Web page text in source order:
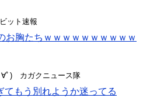
ット速報
お胸たちｗｗｗｗｗｗｗｗｗｗ
ﾟ)ゞカガクニュース隊
てもう別れようか迷ってる